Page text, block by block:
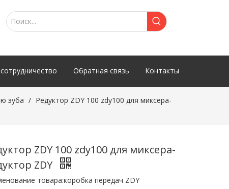
Обратная связь Контакты
зуба / Редуктор ZDY 100 zdy100 для миксера-
ZDY 100 zdy100 для миксера-
ZDY
товара:коробка передач ZDY